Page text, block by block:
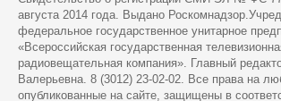
Cвидетельство о регистрации СМИ ЭЛ № ФС
августа 2014 года. Выдано
федеральное государственное унитарное
«Всероссийская государственная
радиовещательная компания». Главный
Валерьевна. 8 (3012) 23-02-02. Все права на